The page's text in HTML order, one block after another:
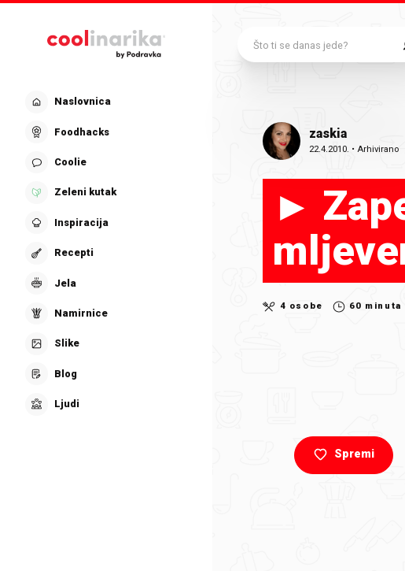
Naslovnica
Foodhacks
Coolie
Zeleni kutak
Inspiracija
Recepti
Jela
Namirnice
Slike
Blog
Ljudi
zaskia
22.4.2010. •Arhivirano
►
4 osobe 60 minuta
Spremi
Što ti se danas jede?